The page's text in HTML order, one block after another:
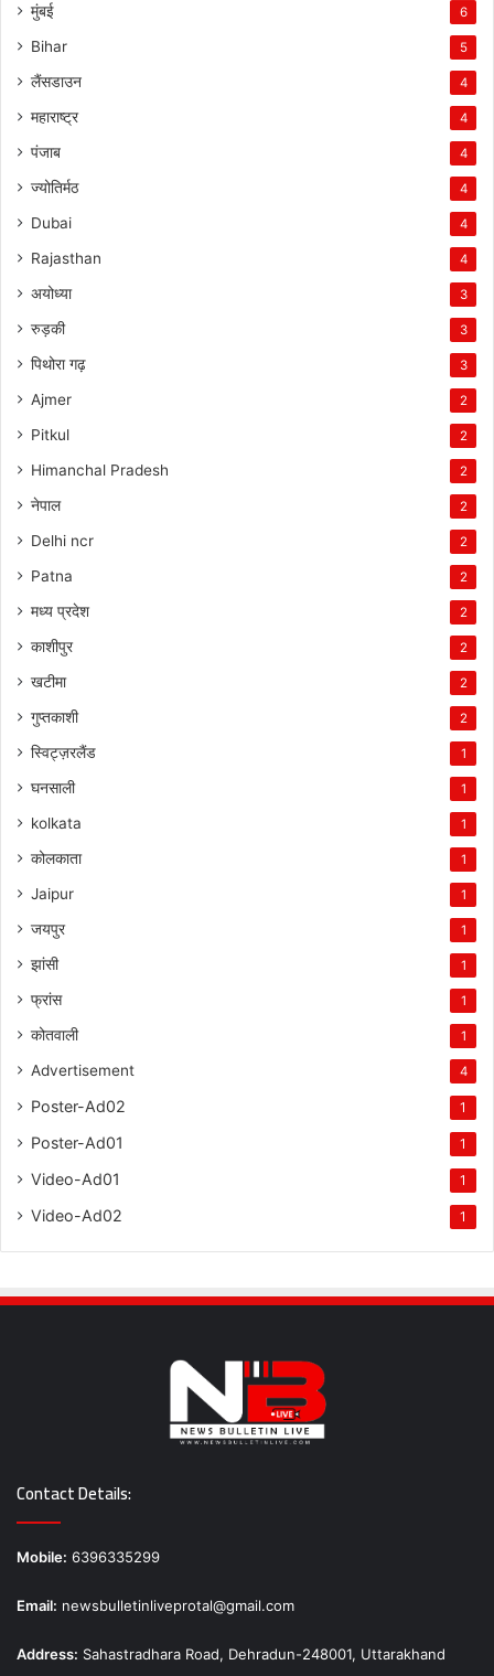
मुंबई 6
Bihar 5
लैंसडाउन 4
महाराष्ट्र 4
पंजाब 4
ज्योतिर्मठ 4
Dubai 4
Rajasthan 4
अयोध्या 3
रुड़की 3
पिथोरा गढ़ 3
Ajmer 2
Pitkul 2
Himanchal Pradesh 2
नेपाल 2
Delhi ncr 2
Patna 2
मध्य प्रदेश 2
काशीपुर 2
खटीमा 2
गुप्तकाशी 2
स्विट्ज़रलैंड 1
घनसाली 1
kolkata 1
कोलकाता 1
Jaipur 1
जयपुर 1
झांसी 1
फ्रांस 1
कोतवाली 1
Advertisement 4
Poster-Ad02 1
Poster-Ad01 1
Video-Ad01 1
Video-Ad02 1
Contact Details:
Mobile: 6396335299
Email: newsbulletinliveprotal@gmail.com
Address: Sahastradhara Road, Dehradun-248001, Uttarakhand